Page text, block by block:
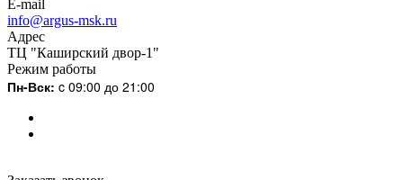
E-mail
info@argus-msk.ru
Адрес
ТЦ "Каширский двор-1"
Режим работы
Пн-Вск: c 09:00 до 21:00